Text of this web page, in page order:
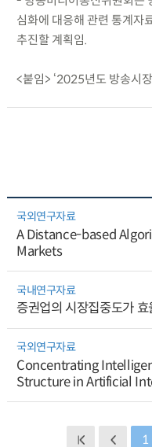
심화에 대응해 관련 통계자
추진할 계획임.
<붙임> ‘2025년도 방송시
국외연구자료
A Distance-based
Markets
국내연구자료
증권업의 시장집중도가
국외연구자료
Concentrating
Structure in Artificial
1